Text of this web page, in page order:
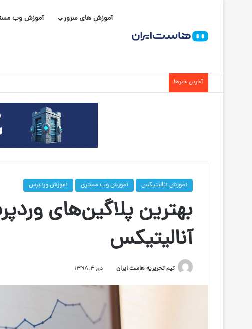
آموزش های سرور آموزش وب
آخرین خبرها
آموزش آنالیتیکس آموزش وب مستری آموزش وردپرس
بهترین پلاگین‌های
آنالیتیکس
تیم تحریریه هاست ایران دی ۴, ۱۳۹۸